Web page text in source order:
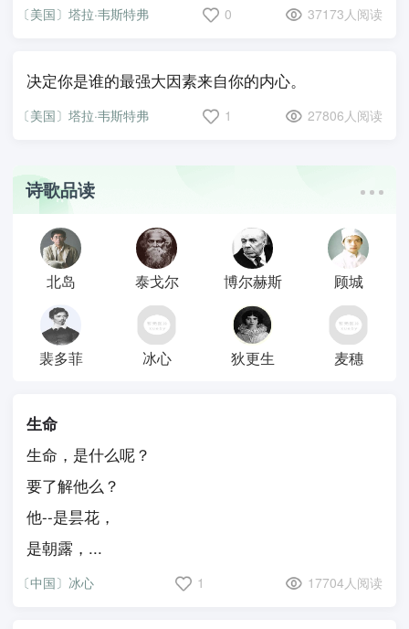
〔美国〕塔拉·韦斯特弗 0 37173人阅读
决定你是谁的最强大因素来自你的内心。
〔美国〕塔拉·韦斯特弗 1 27806人阅读
诗歌品读
北岛 泰戈尔 博尔赫斯 顾城
裴多菲 冰心 狄更生 麦穗
生命
生命，是什么呢？
要了解他么？
他--是昙花，
是朝露，...
〔中国〕冰心 1 17704人阅读